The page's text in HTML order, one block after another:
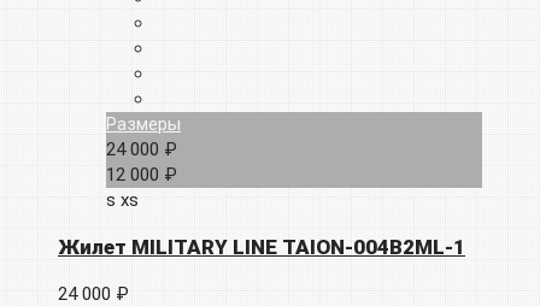
Размеры
24 000 ₽
12 000 ₽
s xs
Жилет MILITARY LINE TAION-004B2ML-1
24 000 ₽